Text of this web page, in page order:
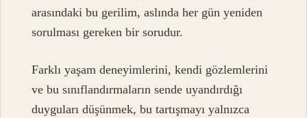
arasındaki bu gerilim, aslında her gün yeniden
sorulması gereken bir sorudur.
Farklı yaşam deneyimlerini, kendi gözlemlerini
ve bu sınıflandırmaların sende uyandırdığı
duyguları düşünmek, bu tartışmayı yalnızca